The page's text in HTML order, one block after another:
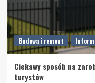
Budowa i remont
Ciekawy sposób na
turystów